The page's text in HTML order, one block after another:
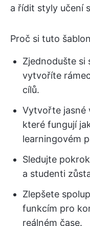
a řídit styly učení
Proč si tuto
Zjednodušte si
vytvoříte
cílů.
Vytvořte jasné
které fungují
learningovém
Sledujte
a studenti
Zlepšete
funkcím pro
reálném čase.